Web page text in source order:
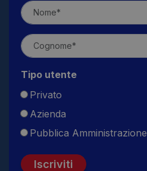
Tipo utente
Privato
Azienda
Pubblica Amministrazione
Iscriviti